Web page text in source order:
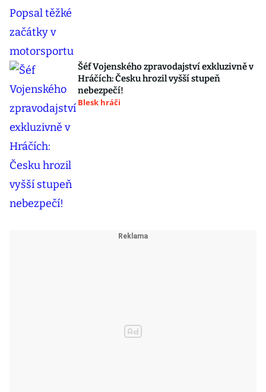
Šéf Vojenského zpravodajství exkluzivně v
Hráčích: Česku hrozil vyšší stupeň
nebezpečí!
Blesk hráči